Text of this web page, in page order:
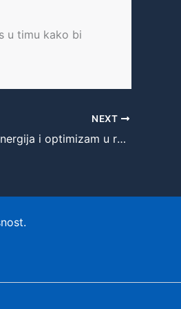
u timu kako bi
NEXT
Povratak Kristijana Ronalda: Nova energija i optimizam u redovima Al-Nassra